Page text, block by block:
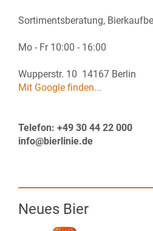
Sortimentsberatung,
Mo - Fr 10:00 - 16:00
Wupperstr. 10 14167 Berlin
Mit Google finden...
Telefon: +49 30 44 22 000
info@bierlinie.de
Neues Bier